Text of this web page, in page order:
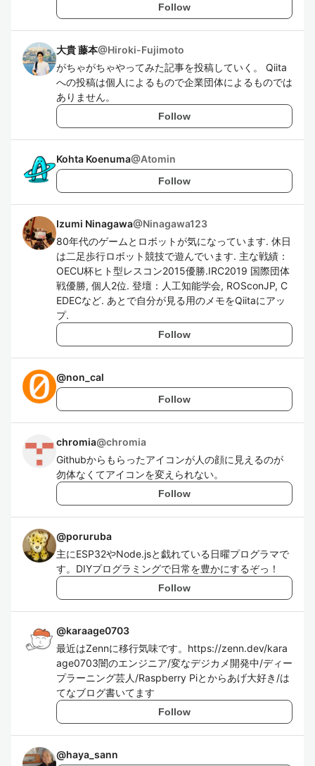
Follow
大貴 藤本@Hiroki-Fujimoto
がちゃがちゃやってみた記事を投稿していく。 Qiita
への投稿は個人によるもので企業団体によるものでは
ありません。
Follow
Kohta Koenuma@Atomin
Follow
Izumi Ninagawa@Ninagawa123
80年代のゲームとロボットが気になっています. 休日
は二足歩行ロボット競技で遊んでいます. 主な戦績：
OECU杯ヒト型レスコン2015優勝.IRC2019 国際団体
戦優勝, 個人2位. 登壇：人工知能学会, ROSconJP, C
EDECなど. あとで自分が見る用のメモをQiitaにアッ
プ.
Follow
@non_cal
Follow
chromia@chromia
Githubからもらったアイコンが人の顔に見えるのが
勿体なくてアイコンを変えられない。
Follow
@poruruba
主にESP32やNode.jsと戯れている日曜プログラマで
す。DIYプログラミングで日常を豊かにするぞっ！
Follow
@karaage0703
最近はZennに移行気味です。https://zenn.dev/kara
age0703闇のエンジニア/変なデジカメ開発中/ディー
プラーニング芸人/Raspberry Piとからあげ大好き/は
てなブログ書いてます
Follow
@haya_sann